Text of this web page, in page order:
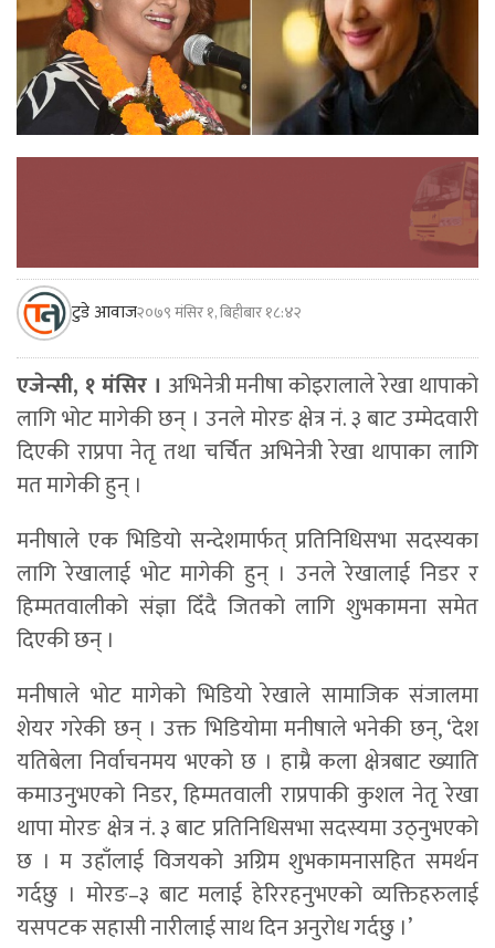
टुडे आवाज२०७९ मंसिर १, बिहीबार १८:४२
एजेन्सी, १ मंसिर । अभिनेत्री मनीषा कोइरालाले रेखा थापाको
लागि भोट मागेकी छन् । उनले मोरङ क्षेत्र नं. ३ बाट उम्मेदवारी
दिएकी राप्रपा नेतृ तथा चर्चित अभिनेत्री रेखा थापाका लागि
मत मागेकी हुन् ।
मनीषाले एक भिडियो सन्देशमार्फत् प्रतिनिधिसभा सदस्यका
लागि रेखालाई भोट मागेकी हुन् । उनले रेखालाई निडर र
हिम्मतवालीको संज्ञा दिँदै जितको लागि शुभकामना समेत
दिएकी छन् ।
मनीषाले भोट मागेको भिडियो रेखाले सामाजिक संजालमा
शेयर गरेकी छन् । उक्त भिडियोमा मनीषाले भनेकी छन्, ‘देश
यतिबेला निर्वाचनमय भएको छ । हाम्रै कला क्षेत्रबाट ख्याति
कमाउनुभएको निडर, हिम्मतवाली राप्रपाकी कुशल नेतृ रेखा
थापा मोरङ क्षेत्र नं. ३ बाट प्रतिनिधिसभा सदस्यमा उठ्नुभएको
छ । म उहाँलाई विजयको अग्रिम शुभकामनासहित समर्थन
गर्दछु । मोरङ–३ बाट मलाई हेरिरहनुभएको व्यक्तिहरुलाई
यसपटक सहासी नारीलाई साथ दिन अनुरोध गर्दछु ।’